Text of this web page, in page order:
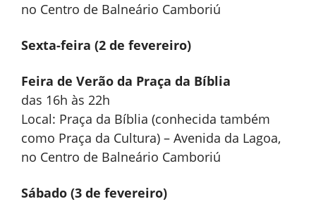
no Centro de Balneário Camboriú
Sexta-feira (2 de fevereiro)
Feira de Verão da Praça da Bíblia
das 16h às 22h
Local: Praça da Bíblia (conhecida também
como Praça da Cultura) – Avenida da Lagoa,
no Centro de Balneário Camboriú
Sábado (3 de fevereiro)